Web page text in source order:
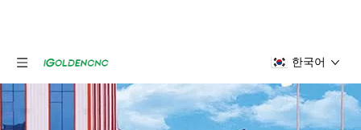
한국어